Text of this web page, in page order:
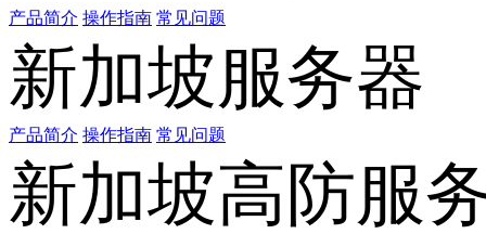
产品简介 操作指南 常见问题
新加坡服务器
产品简介 操作指南 常见问题
新加坡高防服